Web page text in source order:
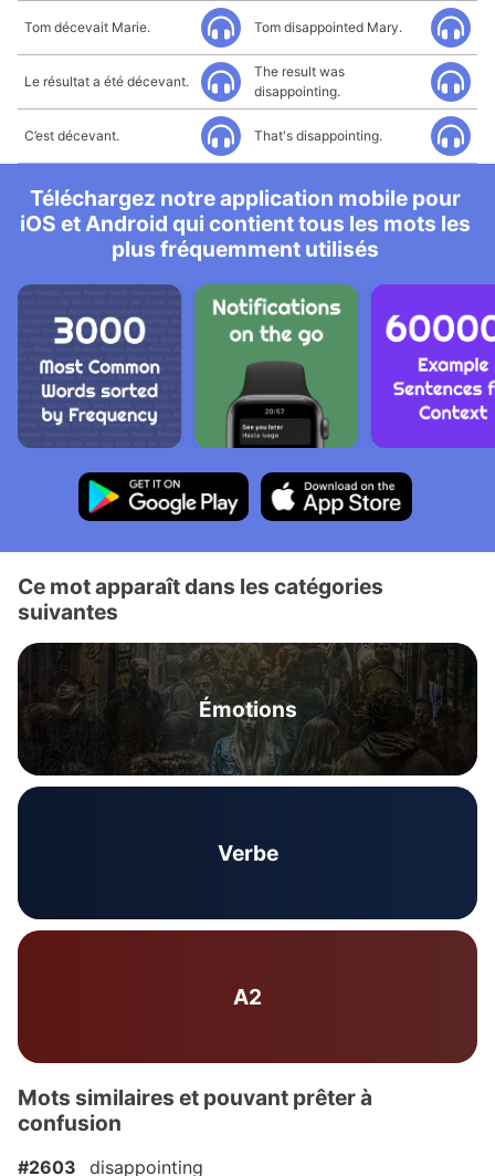
Tom décevait Marie. Tom disappointed Mary.
Le résultat a été décevant.
The result was
disappointing.
C’est décevant. That's disappointing.
Téléchargez notre application mobile pour
iOS et Android qui contient tous les mots les
plus fréquemment utilisés
Ce mot apparaît dans les catégories
suivantes
Émotions
Verbe
A2
Mots similaires et pouvant prêter à
confusion
#2603 disappointing